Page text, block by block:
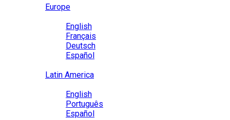
Europe
English
Français
Deutsch
Español
Latin America
English
Português
Español